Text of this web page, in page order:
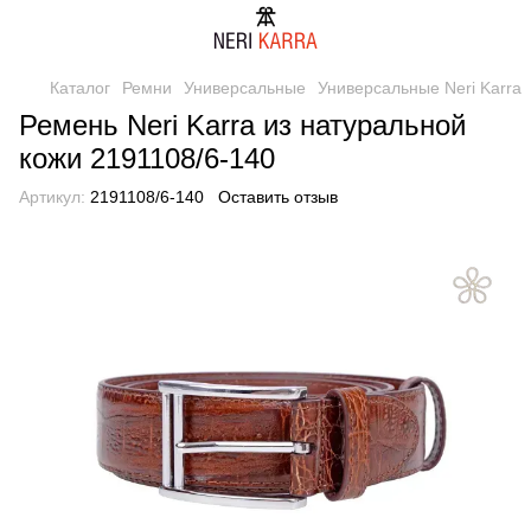
Каталог Ремни Универсальные Универсальные Neri Karra
Ремень Neri Karra из натуральной
кожи 2191108/6-140
Артикул: 2191108/6-140 Оставить отзыв